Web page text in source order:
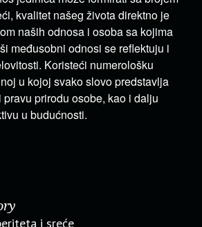
kvalitet našeg života direktno je
naših odnosa i osoba sa kojima
međusobni odnosi se reflektuju i
Koristeći numerološku
u kojoj svako slovo predstavlja
prirodu osobe, kao i dalju
u budućnosti.
i sreće